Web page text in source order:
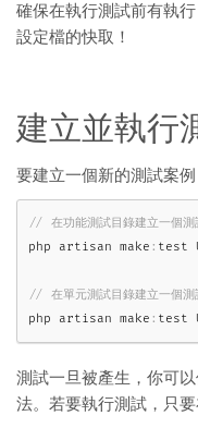
確保在執行測試前有執
設定檔的快取！
建立並執行
要建立一個新的測試案
php artisan make :
php artisan make : test
測試一旦被產生，你可
法。若要執行測試，只